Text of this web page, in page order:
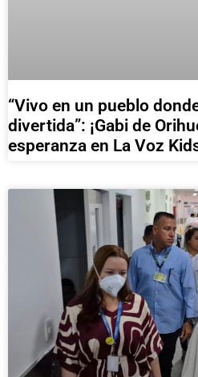
“Vivo en un pueblo
divertida”: ¡Gabi de
esperanza en La Voz